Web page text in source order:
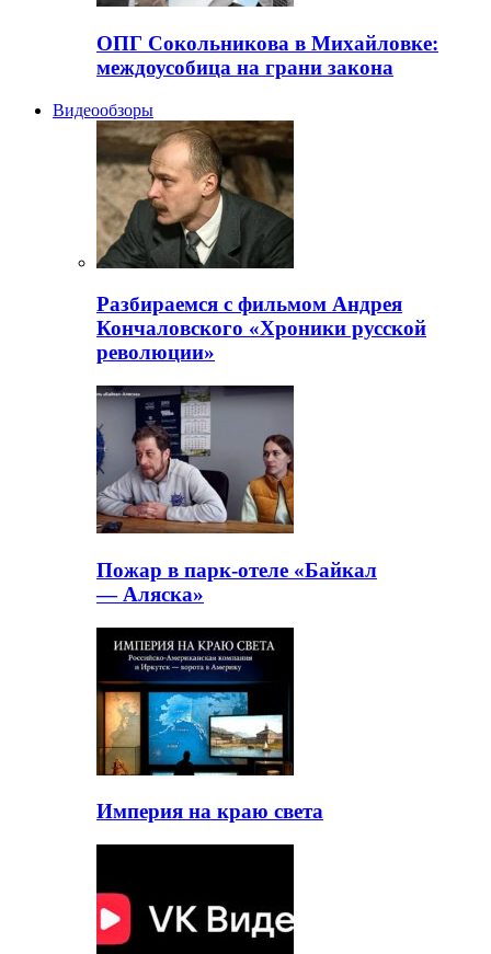
ОПГ Сокольникова в Михайловке:
междоусобица на грани закона
Видеообзоры
Разбираемся с фильмом Андрея
Кончаловского «Хроники русской
революции»
Пожар в парк-отеле «Байкал
— Аляска»
Империя на краю света